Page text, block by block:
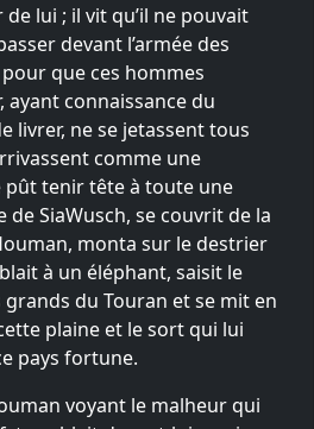
lui ; il vit qu’il ne pouvait
devant l’armée des
que ces hommes
connaissance du
livrer, ne se jetassent tous
comme une
pût tenir tête à toute une
de SiaWusch, se couvrit de la
monta sur le destrier
à un éléphant, saisit le
du Touran et se mit en
plaine et le sort qui lui
pays fortune.
voyant le malheur qui